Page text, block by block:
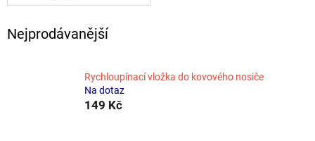
Nejprodávanější
Rychloupínací vložka do kovového nosiče
Na dotaz
149 Kč